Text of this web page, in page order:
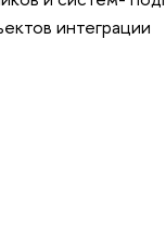
интеграции